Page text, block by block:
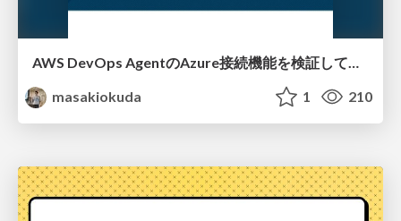
AWS DevOps AgentのAzure接続機能を検証して見えた活用法／Use Cases Verified for the AWS DevOps Agent's Azure Connectivity Feature
masakiokuda
1 210